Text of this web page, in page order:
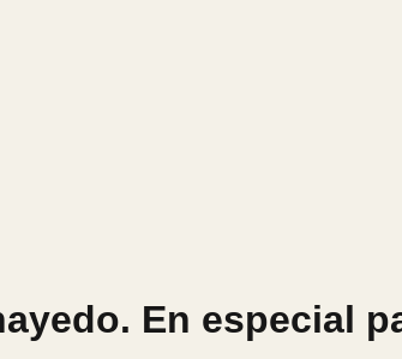
En especial